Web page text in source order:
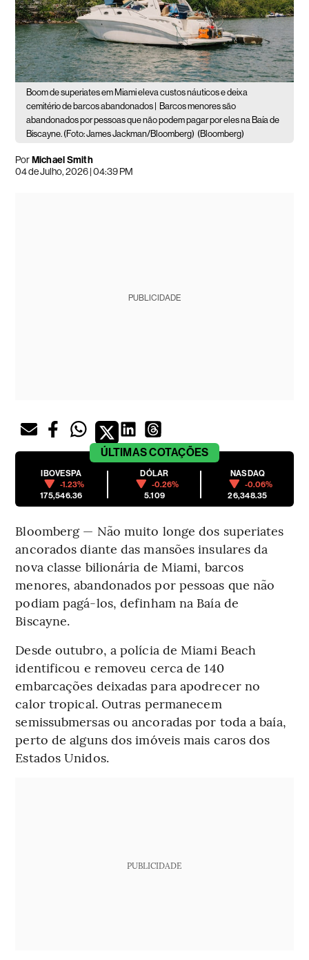
Boom de superiates em Miami eleva custos náuticos e deixa
cemitério de barcos abandonados |
Barcos menores são
abandonados por pessoas que não podem pagar por eles na Baía de
Biscayne. (Foto: James Jackman/Bloomberg) (Bloomberg)
PorMichael Smith
04 de Julho, 2026 | 04:39 PM
PUBLICIDADE
ÚLTIMASCOTAÇÕES
IBOVESPA
-1.23%
175,546.36
DÓLAR
-0.26%
5.109
NASDAQ
-0.06%
26,348.35
Bloomberg — Não muito longe dos superiates
ancorados diante das mansões insulares da
nova classe bilionária de Miami, barcos
menores, abandonados por pessoas que não
podiam pagá-los, definham na Baía de
Biscayne.
Desde outubro, a polícia de Miami Beach
identificou e removeu cerca de 140
embarcações deixadas para apodrecer no
calor tropical. Outras permanecem
semissubmersas ou ancoradas por toda a baía,
perto de alguns dos imóveis mais caros dos
Estados Unidos.
PUBLICIDADE